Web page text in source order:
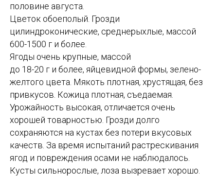
половине августа.
Цветок обоеполый. Грозди
цилиндроконические, среднерыхлые, массой
600-1500 г и более.
Ягоды очень крупные, массой
до 18-20 г и более, яйцевидной формы, зелено-
желтого цвета. Мякоть плотная, хрустящая, без
привкусов. Кожица плотная, съедаемая.
Урожайность высокая, отличается очень
хорошей товарностью. Грозди долго
сохраняются на кустах без потери вкусовых
качеств. За время испытаний растрескивания
ягод и повреждения осами не наблюдалось.
Кусты сильнорослые, лоза вызревает хорошо.